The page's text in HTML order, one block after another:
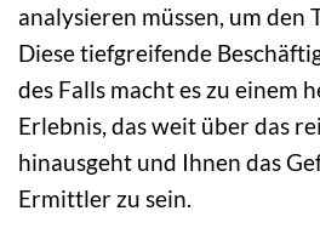
analysieren müssen, um den
Diese tiefgreifende
des Falls macht es zu einem
Erlebnis, das weit über das
hinausgeht und Ihnen das
Ermittler zu sein.